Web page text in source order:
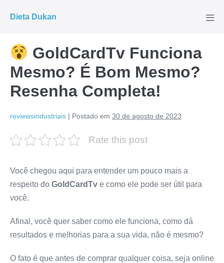
para
conteúdo
Dieta Dukan
GoldCardTv Funciona
Mesmo? É Bom Mesmo?
Resenha Completa!
reviewsindustriais | Postado em 30 de agosto de 2023
Rate this post
Você chegou aqui para entender um pouco mais a
respeito do GoldCardTv e como ele pode ser útil para
você.
Afinal, você quer saber como ele funciona, como dá
resultados e melhorias para a sua vida, não é mesmo?
O fato é que antes de comprar qualquer coisa, seja online